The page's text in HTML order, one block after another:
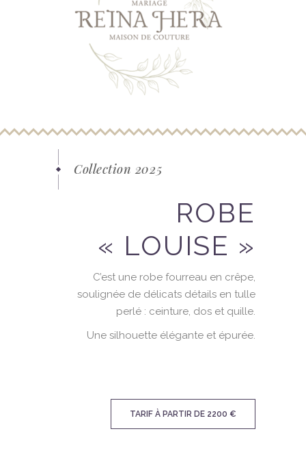
Collection 2025
ROBE
« LOUISE »
C’est une robe fourreau en crêpe,
soulignée de délicats détails en tulle
perlé : ceinture, dos et quille.
Une silhouette élégante et épurée.
TARIF À PARTIR DE 2200 €